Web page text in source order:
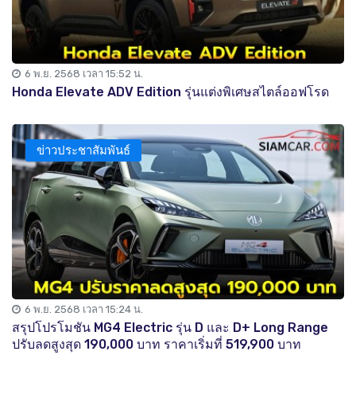
6 พ.ย. 2568 เวลา 15:52 น.
Honda Elevate ADV Edition รุ่นแต่งพิเศษสไตล์ออฟโรด
ข่าวประชาสัมพันธ์
6 พ.ย. 2568 เวลา 15:24 น.
สรุปโปรโมชัน MG4 Electric รุ่น D และ D+ Long Range
ปรับลดสูงสุด 190,000 บาท ราคาเริ่มที่ 519,900 บาท